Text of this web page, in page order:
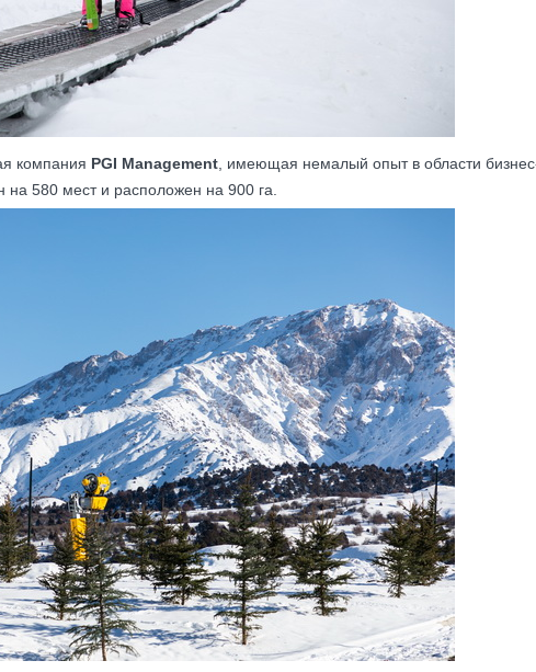
компания PGI Management , имеющая немалый опыт в области
на 580 мест и расположен на 900 га.